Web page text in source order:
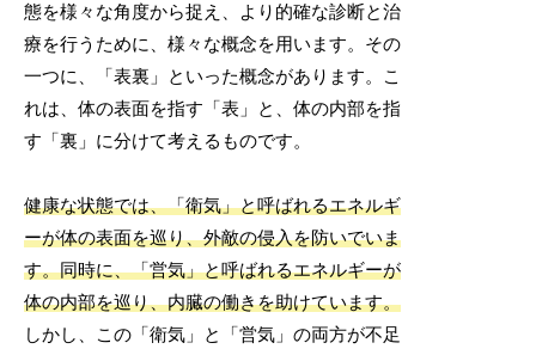
態を様々な角度から捉え、より的確な診断と治
療を行うために、様々な概念を用います。その
一つに、「表裏」といった概念があります。こ
れは、体の表面を指す「表」と、体の内部を指
す「裏」に分けて考えるものです。
健康な状態では、「衛気」と呼ばれるエネルギ
ーが体の表面を巡り、外敵の侵入を防いでいま
す。同時に、「営気」と呼ばれるエネルギーが
体の内部を巡り、内臓の働きを助けています。
しかし、この「衛気」と「営気」の両方が不足